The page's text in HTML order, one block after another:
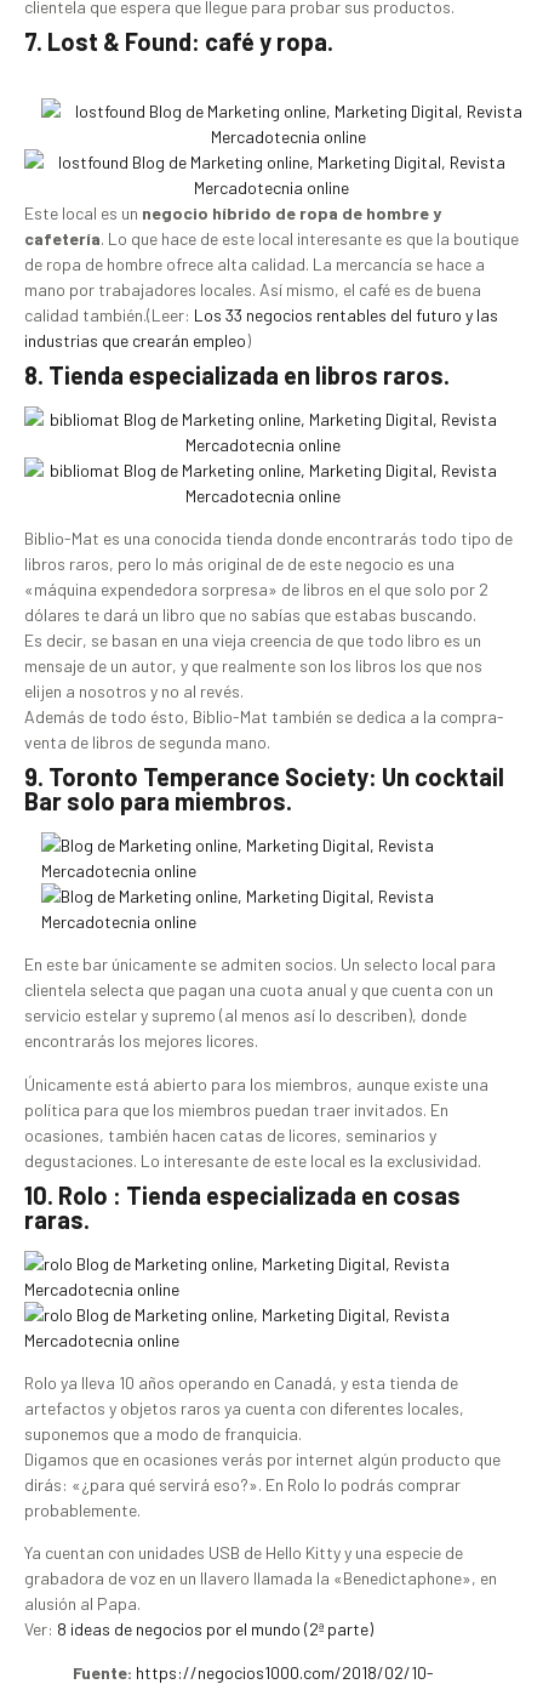
clientela que espera que llegue para probar sus productos.
7. Lost & Found: café y ropa.
Este local es un negocio híbrido de ropa de hombre y
cafetería. Lo que hace de este local interesante es que la boutique
de ropa de hombre ofrece alta calidad. La mercancía se hace a
mano por trabajadores locales. Así mismo, el café es de buena
calidad también.(Leer: Los 33 negocios rentables del futuro y las
industrias que crearán empleo)
8. Tienda especializada en libros raros.
Biblio-Mat es una conocida tienda donde encontrarás todo tipo de
libros raros, pero lo más original de de este negocio es una
«máquina expendedora sorpresa» de libros en el que solo por 2
dólares te dará un libro que no sabías que estabas buscando.
Es decir, se basan en una vieja creencia de que todo libro es un
mensaje de un autor, y que realmente son los libros los que nos
elijen a nosotros y no al revés.
Además de todo ésto, Biblio-Mat también se dedica a la compra-
venta de libros de segunda mano.
9. Toronto Temperance Society: Un cocktail
Bar solo para miembros.
En este bar únicamente se admiten socios. Un selecto local para
clientela selecta que pagan una cuota anual y que cuenta con un
servicio estelar y supremo (al menos así lo describen), donde
encontrarás los mejores licores.
Únicamente está abierto para los miembros, aunque existe una
política para que los miembros puedan traer invitados. En
ocasiones, también hacen catas de licores, seminarios y
degustaciones. Lo interesante de este local es la exclusividad.
10. Rolo : Tienda especializada en cosas
raras.
Rolo ya lleva 10 años operando en Canadá, y esta tienda de
artefactos y objetos raros ya cuenta con diferentes locales,
suponemos que a modo de franquicia.
Digamos que en ocasiones verás por internet algún producto que
dirás: «¿para qué servirá eso?». En Rolo lo podrás comprar
probablemente.
Ya cuentan con unidades USB de Hello Kitty y una especie de
grabadora de voz en un llavero llamada la «Benedictaphone», en
alusión al Papa.
Ver: 8 ideas de negocios por el mundo (2ª parte)
Fuente: https://negocios1000.com/2018/02/10-